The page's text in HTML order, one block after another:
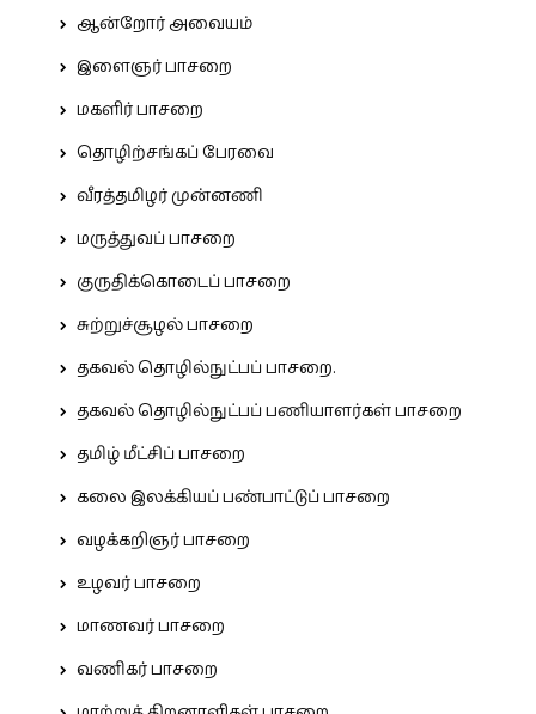
ஆன்றோர் அவையம்
இளைஞர் பாசறை
மகளிர் பாசறை
தொழிற்சங்கப் பேரவை
வீரத்தமிழர் முன்னணி
மருத்துவப் பாசறை
குருதிக்கொடைப் பாசறை
சுற்றுச்சூழல் பாசறை
தகவல் தொழில்நுட்பப் பாசறை.
தகவல் தொழில்நுட்பப் பணியாளர்கள் பாசறை
தமிழ் மீட்சிப் பாசறை
கலை இலக்கியப் பண்பாட்டுப் பாசறை
வழக்கறிஞர் பாசறை
உழவர் பாசறை
மாணவர் பாசறை
வணிகர் பாசறை